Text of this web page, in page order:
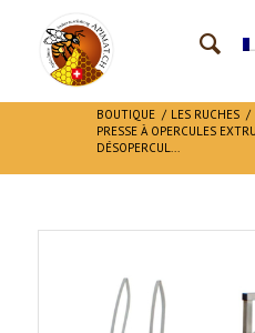
BOUTIQUE / LES RUCHES /
PRESSE À OPERCULES
DÉSOPERCUL...